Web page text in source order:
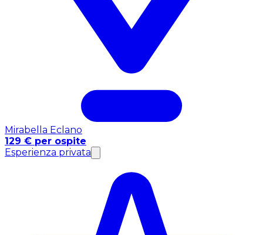
Mirabella Eclano
129 € per ospite
Esperienza privata